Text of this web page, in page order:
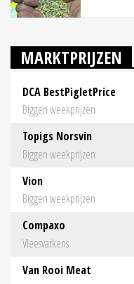
MARKTPRIJZEN
DCA BestPigletPrice
Biggen weekprijzen
Topigs Norsvin
Biggen weekprijzen
Vion
Biggen weekprijzen
Compaxo
Vleesvarkens
Van Rooi Meat